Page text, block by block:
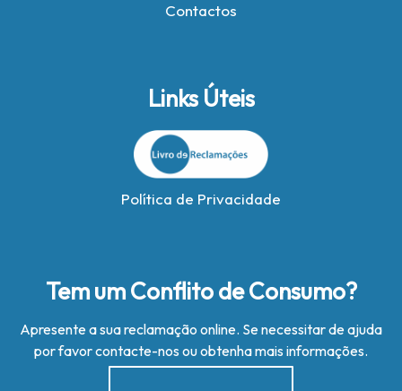
Contactos
Links Úteis
Política de Privacidade
Tem um Conflito de Consumo?
Apresente a sua reclamação online. Se necessitar de ajuda
por favor contacte-nos ou obtenha mais informações.